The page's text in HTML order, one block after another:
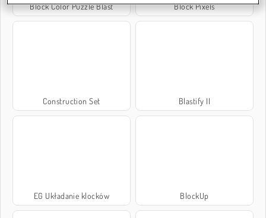
Block Color Puzzle Blast Block Pixels
Construction Set Blastify II
EG Układanie klocków BlockUp